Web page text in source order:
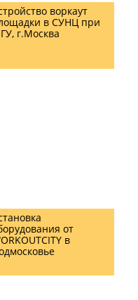
воркаут
в СУНЦ при
г.Москва
от
в